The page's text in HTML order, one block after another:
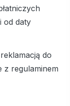
od daty
do
z regulaminem